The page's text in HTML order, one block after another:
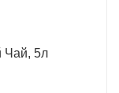
Чай, 5л